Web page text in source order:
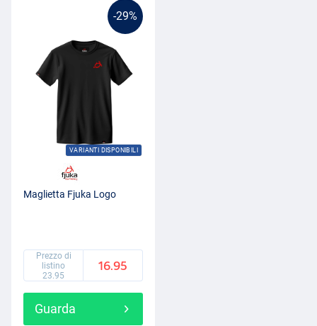
-29%
VARIANTI DISPONIBILI
Maglietta Fjuka Logo
Prezzo di
listino
23.95
16.95
Guarda